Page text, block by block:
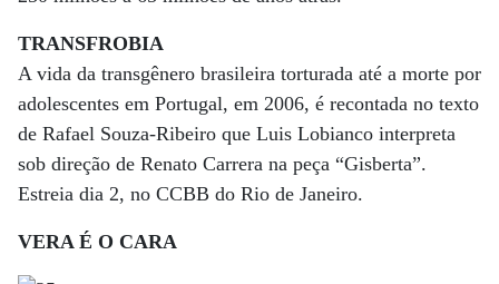
TRANSFROBIA
A vida da transgênero brasileira torturada até a morte por
adolescentes em Portugal, em 2006, é recontada no texto
de Rafael Souza-Ribeiro que Luis Lobianco interpreta
sob direção de Renato Carrera na peça “Gisberta”.
Estreia dia 2, no CCBB do Rio de Janeiro.
VERA É O CARA